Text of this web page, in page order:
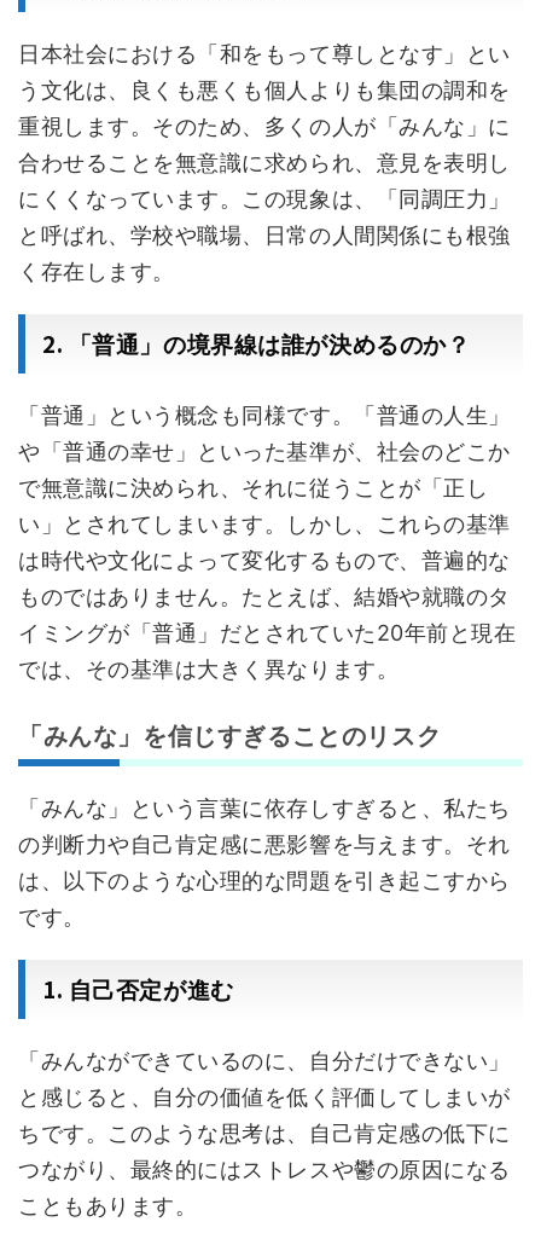
日本社会における「和をもって尊しとなす」とい
う文化は、良くも悪くも個人よりも集団の調和を
重視します。そのため、多くの人が「みんな」に
合わせることを無意識に求められ、意見を表明し
にくくなっています。この現象は、「同調圧力」
と呼ばれ、学校や職場、日常の人間関係にも根強
く存在します。
2. 「普通」の境界線は誰が決めるのか？
「普通」という概念も同様です。「普通の人生」
や「普通の幸せ」といった基準が、社会のどこか
で無意識に決められ、それに従うことが「正し
い」とされてしまいます。しかし、これらの基準
は時代や文化によって変化するもので、普遍的な
ものではありません。たとえば、結婚や就職のタ
イミングが「普通」だとされていた20年前と現在
では、その基準は大きく異なります。
「みんな」を信じすぎることのリスク
「みんな」という言葉に依存しすぎると、私たち
の判断力や自己肯定感に悪影響を与えます。それ
は、以下のような心理的な問題を引き起こすから
です。
1. 自己否定が進む
「みんなができているのに、自分だけできない」
と感じると、自分の価値を低く評価してしまいが
ちです。このような思考は、自己肯定感の低下に
つながり、最終的にはストレスや鬱の原因になる
こともあります。